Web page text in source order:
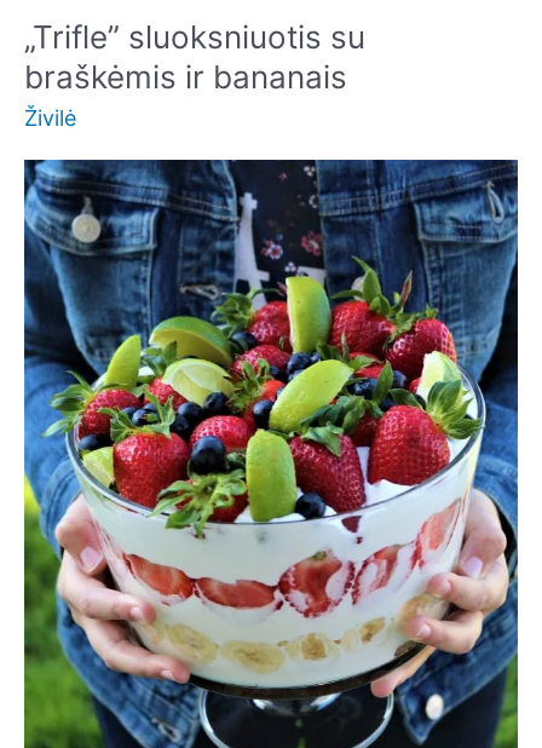
vyniotiniu
ir
braškėmis
„Trifle” sluoksniuotis su
braškėmis ir bananais
Živilė